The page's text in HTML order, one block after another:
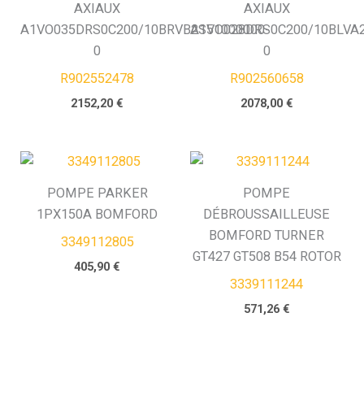
AXIAUX
A1VO035DRS0C200/10BRVB2S51000000-
0
R902552478
2152,20€
AXIAUX
A1VO028DRS0C200/
0
R902560658
2078,00 €
POMPE PARKER
1PX150A BOMFORD
3349112805
405,90€
POMPE
DÉBROUSSAILLEUSE
BOMFORD TURNER
GT427 GT508 B54 ROTOR
3339111244
571,26 €